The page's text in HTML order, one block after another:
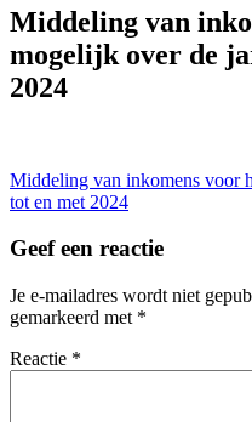
Middeling van
mogelijk over de
2024
Bericht
navigatie
Middeling van inkomens voor
tot en met 2024
Geef een reactie
Je e-mailadres wordt niet
gemarkeerd met *
Reactie *